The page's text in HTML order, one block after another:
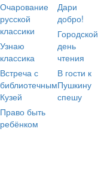
Очарование
русской
классики
Узнаю
классика
Встреча с
библиотечным
Кузей
Право быть
ребёнком
Дари
добро!
Городской
день
чтения
В гости к
Пушкину
спешу